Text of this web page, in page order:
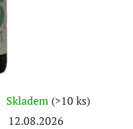
Skladem (>10 ks)
12.08.2026